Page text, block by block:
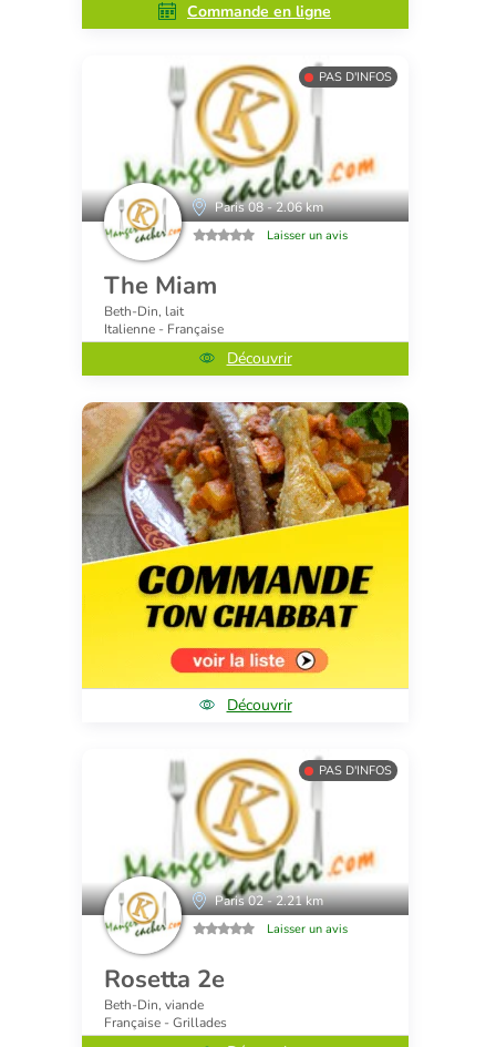
Commande en ligne
PAS D'INFOS
Paris 08 - 2.06 km
Laisser un avis
The Miam
Beth-Din, lait
Italienne - Française
Découvrir
Découvrir
PAS D'INFOS
Paris 02 - 2.21 km
Laisser un avis
Rosetta 2e
Beth-Din, viande
Française - Grillades